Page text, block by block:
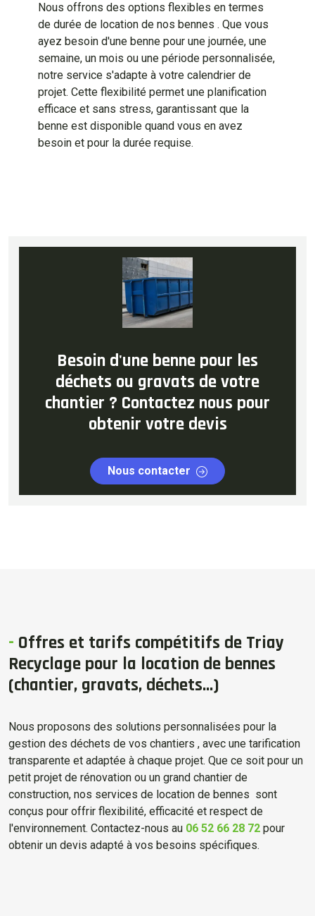
Nous offrons des options flexibles en termes
de durée de location de nos bennes . Que vous
ayez besoin d'une benne pour une journée, une
semaine, un mois ou une période personnalisée,
notre service s'adapte à votre calendrier de
projet. Cette flexibilité permet une planification
efficace et sans stress, garantissant que la
benne est disponible quand vous en avez
besoin et pour la durée requise.
Besoin d'une benne pour les
déchets ou gravats de votre
chantier ? Contactez nous pour
obtenir votre devis
Nous contacter
- Offres et tarifs compétitifs de Triay
Recyclage pour la location de bennes
(chantier, gravats, déchets...)
Nous proposons des solutions personnalisées pour la
gestion des déchets de vos chantiers , avec une tarification
transparente et adaptée à chaque projet. Que ce soit pour un
petit projet de rénovation ou un grand chantier de
construction, nos services de location de bennes sont
conçus pour offrir flexibilité, efficacité et respect de
l'environnement. Contactez-nous au 06 52 66 28 72 pour
obtenir un devis adapté à vos besoins spécifiques.